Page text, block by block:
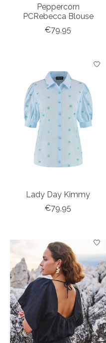
Peppercorn
PCRebecca Blouse
€79,95
Lady Day Kimmy
€79,95